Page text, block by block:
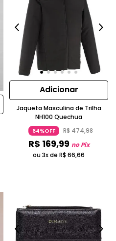
Adicionar
Jaqueta Masculina de Trilha
NH100 Quechua
64%OFF R$474,98
R$ 169,99 no Pix
ou 3x de R$ 66,66